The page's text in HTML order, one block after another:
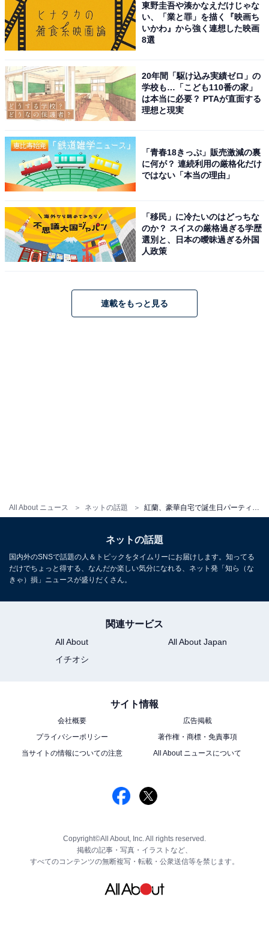
All About ニュース ネットの話題
東野圭吾や湊かなえだけじゃな
い、「業と罪」を描く『映画ち
いかわ』から強く連想した映画
8選
20年間「駆け込み実績ゼロ」の
学校も…「こども110番の家」
は本当に必要？ PTAが直面する
理想と現実
「青春18きっぷ」販売激減の裏
に何が？ 連続利用の厳格化だけ
ではない「本当の理由」
「移民」に冷たいのはどっちな
のか？ スイスの厳格過ぎる学歴
選別と、日本の曖昧過ぎる外国
人政策
連載をもっと見る
ネットの話題
国内外のSNSで話題の人＆トピックをタイムリーにお届けします。知ってる
だけでちょっと得する、なんだか楽しい気分になれる、ネット発「知ら（な
きゃ）損」ニュースが盛りだくさん。
関連サービス
All About
All About Japan
イチオシ
サイト情報
会社概要
広告掲載
プライバシーポリシー
著作権・商標・免責事項
当サイトの情報についての注意
All About ニュースについて
Copyright©All About, Inc. All rights reserved.
掲載の記事・写真・イラストなど、
すべてのコンテンツの無断複写・転載・公衆送信等を禁じます。